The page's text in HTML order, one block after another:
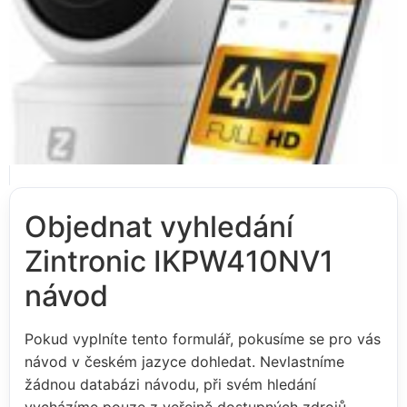
Objednat vyhledání
Zintronic IKPW410NV1
návod
Pokud vyplníte tento formulář, pokusíme se pro vás
návod v českém jazyce dohledat. Nevlastníme
žádnou databázi návodu, při svém hledání